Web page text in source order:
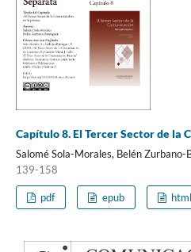
Capítulo 8. El Tercer Sector de la
Salomé Sola-Morales, Belén Zurbano-
139-158
pdf epub html